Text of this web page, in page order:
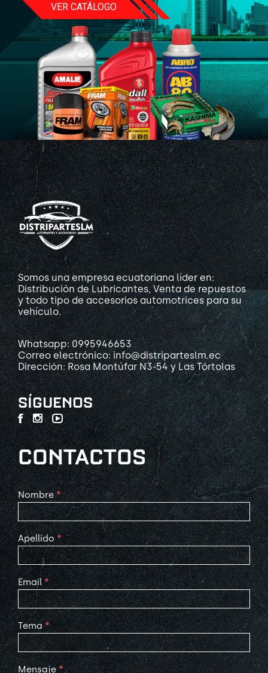
VER CATÁLOGO
Somos una empresa ecuatoriana líder en:
Distribución de Lubricantes, Venta de repuestos
y todo tipo de accesorios automotrices para su
vehículo.
Whatsapp: 0995946653
Correo electrónico: info@distriparteslm.ec
Dirección: Rosa Montúfar N3-54 y Las Tórtolas
SÍGUENOS
CONTACTOS
Contact
Us
Nombre *
Apellido *
Email *
Tema *
Mensaje *